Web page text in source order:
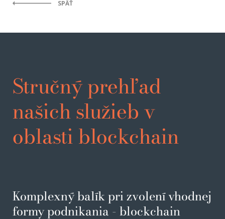
SPÄŤ
Stručný prehľad
našich služieb v
oblasti blockchain
Komplexný balík pri zvolení vhodnej
formy podnikania - blockchain